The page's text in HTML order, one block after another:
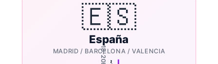
🇪🇸
España
MADRID / BARCELONA / VALENCIA